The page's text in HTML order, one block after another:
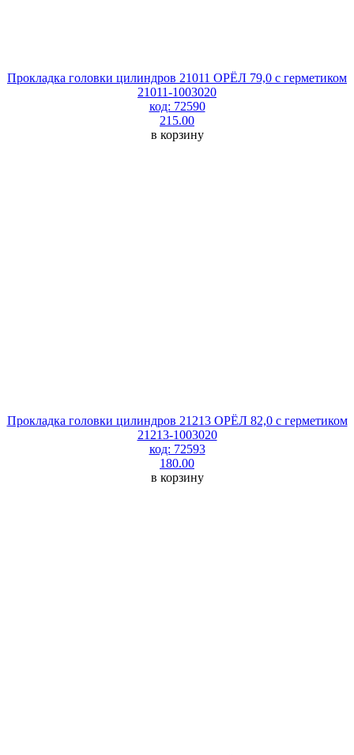
Прокладка головки цилиндров 21011 ОРЁЛ 79,0 с герметиком
21011-1003020
код: 72590
215.00
в корзину
Прокладка головки цилиндров 21213 ОРЁЛ 82,0 с герметиком
21213-1003020
код: 72593
180.00
в корзину